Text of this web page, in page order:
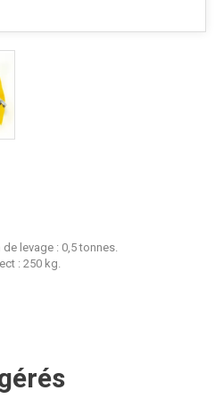
levage : 0,5 tonnes.
: 250 kg.